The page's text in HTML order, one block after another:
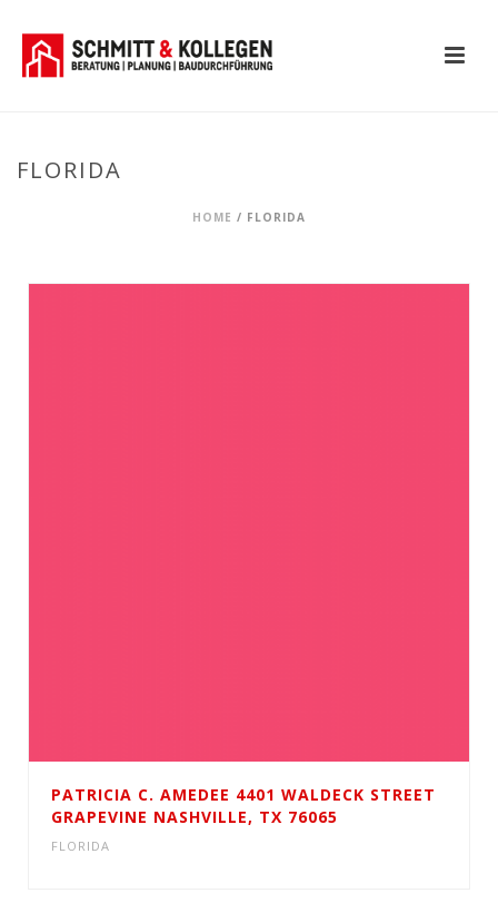
FLORIDA
HOME / FLORIDA
PATRICIA C. AMEDEE 4401 WALDECK STREET
GRAPEVINE NASHVILLE, TX 76065
FLORIDA